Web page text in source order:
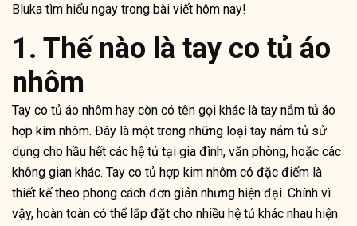
Bluka tìm hiểu ngay trong bài viết hôm nay!
1. Thế nào là tay co tủ áo
nhôm
Tay co tủ áo nhôm hay còn có tên gọi khác là tay nắm tủ áo
hợp kim nhôm. Đây là một trong những loại tay nắm tủ sử
dụng cho hầu hết các hệ tủ tại gia đình, văn phòng, hoặc các
không gian khác. Tay co tủ hợp kim nhôm có đặc điểm là
thiết kế theo phong cách đơn giản nhưng hiện đại. Chính vì
vậy, hoàn toàn có thể lắp đặt cho nhiều hệ tủ khác nhau hiện